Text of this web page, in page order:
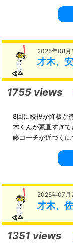
2025年08月
才木、
1755 views
8回に続投か降板か
木くんが素直すぎ
藤コーチが近づく
2025年07
才木、
1351 views